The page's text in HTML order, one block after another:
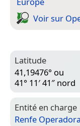
Voir sur
Latitude
41,19476° ou
41° 11′ 41″ nord
Entité en charge
Renfe Operadora